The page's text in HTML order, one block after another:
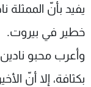
يفيد بأنّ
خطير في بيروت.
وأعرب محبو
بكثافة، إلا أنّ
لاعلاناتكم